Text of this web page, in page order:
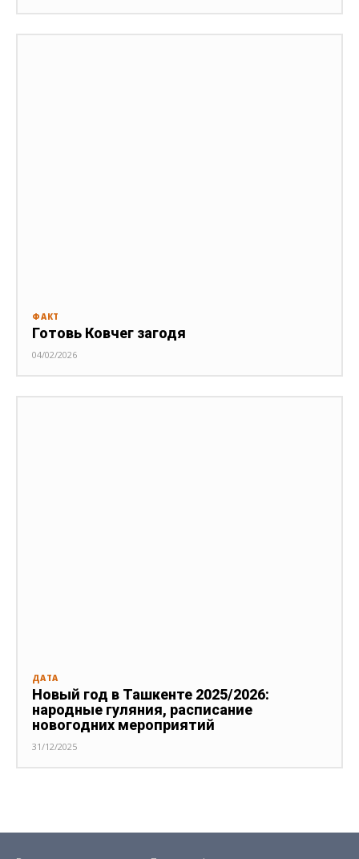
ФАКТ
Готовь Ковчег загодя
04/02/2026
ДАТА
Новый год в Ташкенте 2025/2026:
народные гуляния, расписание
новогодних мероприятий
31/12/2025